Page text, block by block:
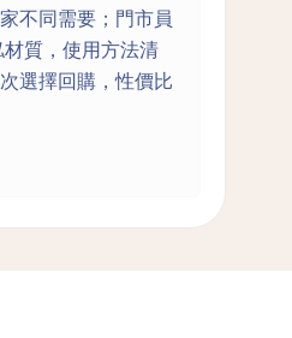
不同需要；門市員
質，使用方法清
選擇回購，性價比